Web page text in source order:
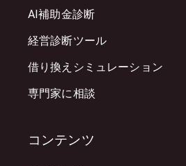
AI補助金診断
経営診断ツール
借り換えシミュレーション
専門家に相談
コンテンツ